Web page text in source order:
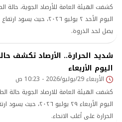
كشفت الهيئة العامة للأرصاد الجوية، حالة
اليوم الأحد ٢ يوليو ٢٠٢٦،
يصل لحد الذروة.
شديد الحرارة.. الأرصاد تكشف
اليوم الأربعاء
الأربعاء 29/يوليو/2026 - 10:23 ص
كشفت الهيئة العامة للارصاد الجوية حالة
اليوم الأربعاء ٢٩ يوليو
الحرارة على أغلب الانحاء.